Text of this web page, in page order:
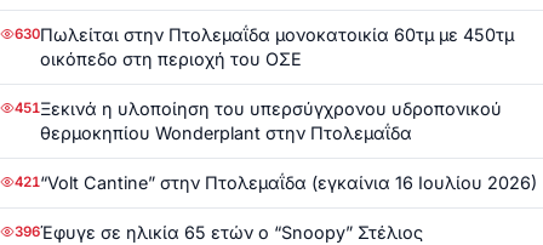
630Πωλείται στην Πτολεμαΐδα μονοκατοικία 60τμ με 450τμ
οικόπεδο στη περιοχή του ΟΣΕ
451Ξεκινά η υλοποίηση του υπερσύγχρονου υδροπονικού
θερμοκηπίου Wonderplant στην Πτολεμαΐδα
421“Volt Cantine” στην Πτολεμαΐδα (εγκαίνια 16 Ιουλίου 2026)
396Έφυγε σε ηλικία 65 ετών ο “Snoopy” Στέλιος